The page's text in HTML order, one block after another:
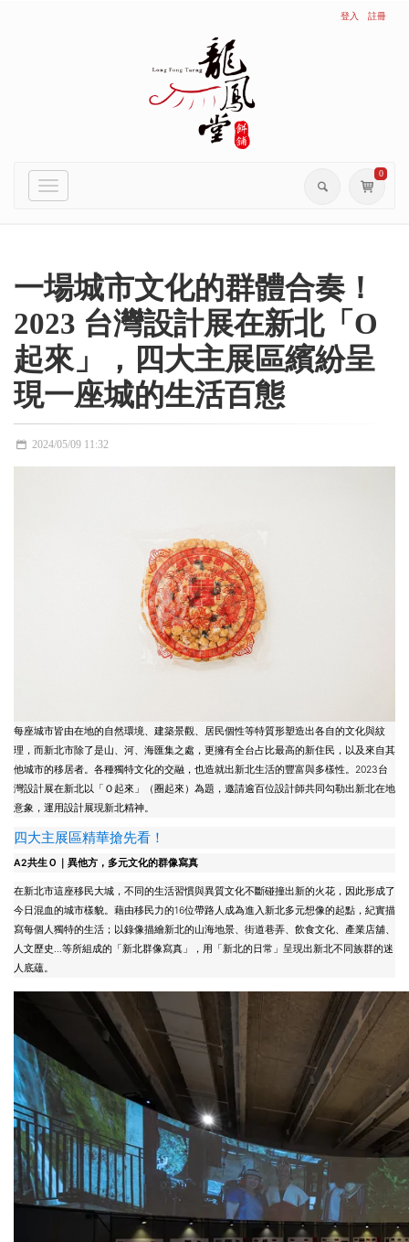
登入 註冊
Toggle
0
一場城市文化的群體合奏！
2023 台灣設計展在新北「O
起來」，四大主展區繽紛呈
現一座城的生活百態
2024/05/09 11:32
每座城市皆由在地的自然環境、建築景觀、居民個性等特質形塑造出各自的文化與紋
理，而新北市除了是山、河、海匯集之處，更擁有全台占比最高的新住民，以及來自其
他城市的移居者。各種獨特文化的交融，也造就出新北生活的豐富與多樣性。2023台
灣設計展在新北以「Ｏ起來」（圈起來）為題，邀請逾百位設計師共同勾勒出新北在地
意象，運用設計展現新北精神。
四大主展區精華搶先看！
A2共生Ｏ｜異他方，多元文化的群像寫真
在新北市這座移民大城，不同的生活習慣與異質文化不斷碰撞出新的火花，因此形成了
今日混血的城市樣貌。藉由移民力的16位帶路人成為進入新北多元想像的起點，紀實描
寫每個人獨特的生活；以錄像描繪新北的山海地景、街道巷弄、飲食文化、產業店舖、
人文歷史…等所組成的「新北群像寫真」，用「新北的日常」呈現出新北不同族群的迷
人底蘊。